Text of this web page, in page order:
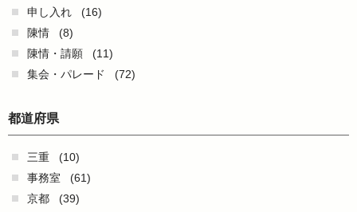
申し入れ
(16)
陳情
(8)
陳情・請願
(11)
集会・パレード
(72)
都道府県
三重
(10)
事務室
(61)
京都
(39)